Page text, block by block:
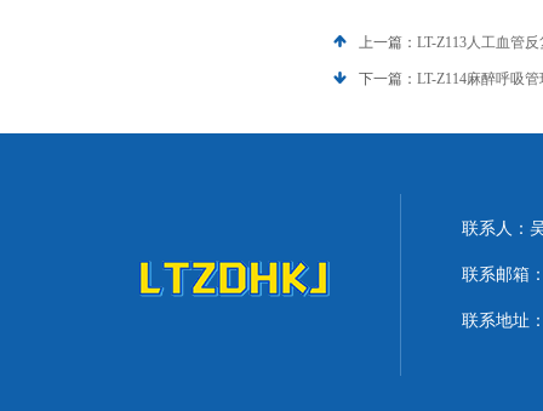
上一篇： LT-Z113人工血管
下一篇： LT-Z114麻醉呼吸
联系人：
联系邮箱
联系地址